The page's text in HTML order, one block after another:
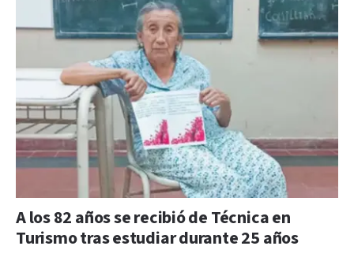
A los 82 años se recibió de Técnica en
Turismo tras estudiar durante 25 años